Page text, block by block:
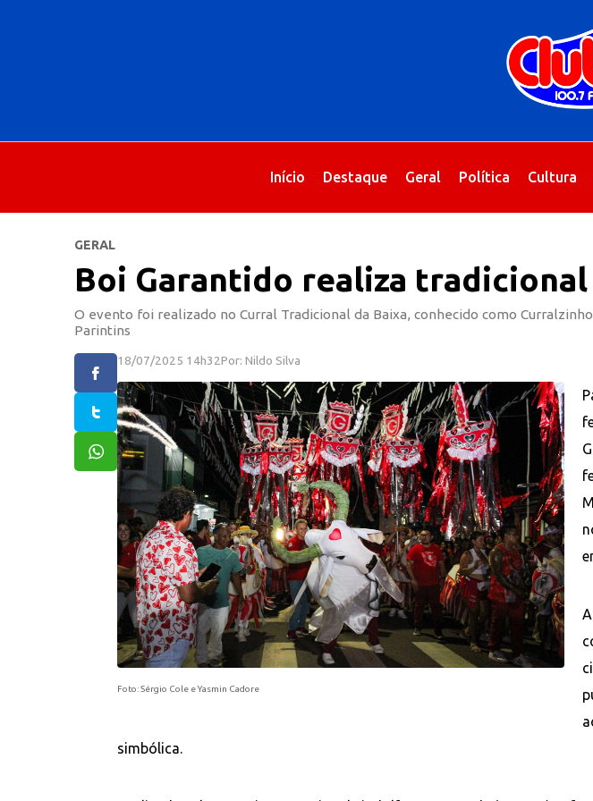
Início Destaque Geral Política Cultura
GERAL
Boi Garantido realiza tradicional
O evento foi realizado no Curral Tradicional da Baixa, conhecido como
Parintins
18/07/2025 14h32Por: Nildo Silva
Foto: Sérgio Cole e Yasmin Cadore
simbólica.